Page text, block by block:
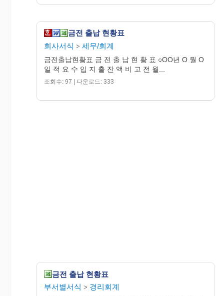
금전 출납 현황표
회사서식 > 세무/회계
금전출납현황표 금 전 출 납 현 황 표 ○OO년 O 월 O
일 적 요 수 입 지 출 잔 액 비 고 전 월...
조회수: 97 | 다운로드: 333
금전 출납 현황표
부서별서식 > 경리회계